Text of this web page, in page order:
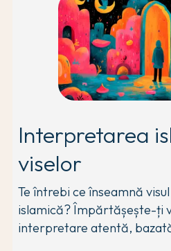
Interpretarea
viselor
Te întrebi ce înseamnă
islamică? Împărtășește-ți
interpretare atentă,